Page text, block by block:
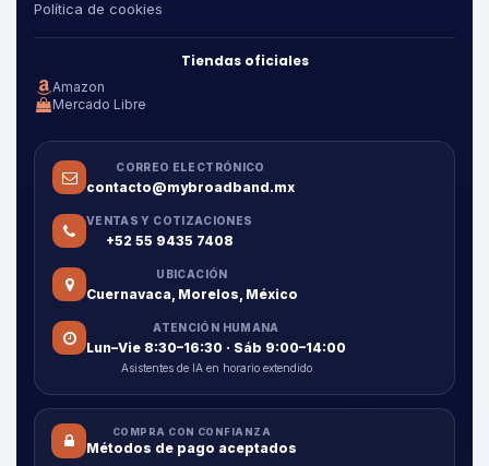
Política de cookies
Tiendas oficiales
Amazon
Mercado Libre
CORREO ELECTRÓNICO
contacto@mybroadband.mx
VENTAS Y COTIZACIONES
+52 55 9435 7408
UBICACIÓN
Cuernavaca, Morelos, México
ATENCIÓN HUMANA
Lun–Vie 8:30–16:30 · Sáb 9:00–14:00
Asistentes de IA en horario extendido
COMPRA CON CONFIANZA
Métodos de pago aceptados